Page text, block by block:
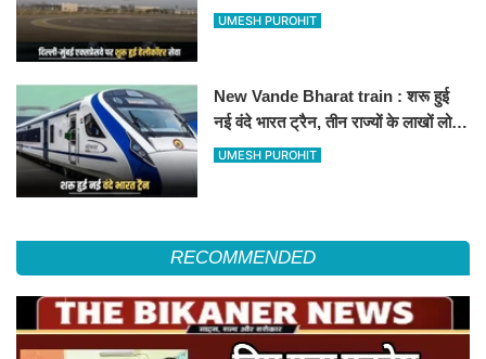
हेलीकॉप्टर सर्विस से तुरंत घायल पहुंचेगा
UMESH PUROHIT
New Vande Bharat train : शरू हुई
नई वंदे भारत ट्रैन, तीन राज्यों के लाखों लोगों
का सफर होगा आसान, देखें पूरा रूटमैप
UMESH PUROHIT
RECOMMENDED